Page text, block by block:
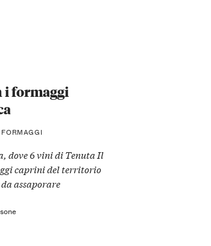
i formaggi
dove 6 vini di Tenuta Il
caprini del territorio
assaporare